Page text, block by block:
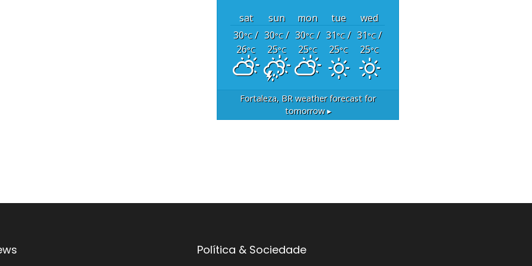
sat sun mon tue
wed
30°C/
26°C
30°C/
25°C
30°C/
25°C
31°C/
25°C
31°C/
25°C
Fortaleza, BR weather forecast for
tomorrow ▸
Política & Sociedade